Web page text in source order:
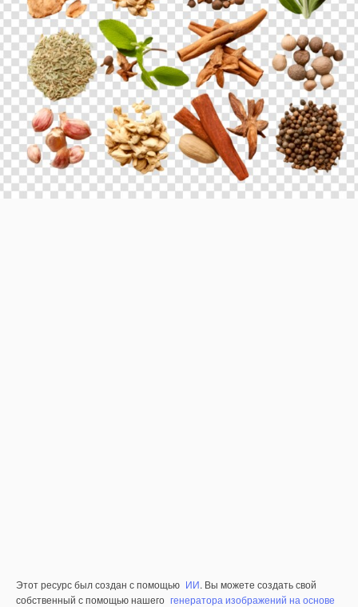
Этот ресурс был создан с помощью ИИ. Вы можете создать свой
собственный с помощью нашего генератора изображений на основе